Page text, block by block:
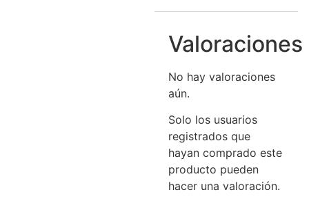
Valoraciones
No hay valoraciones
aún.
Solo los usuarios
registrados que
hayan comprado este
producto pueden
hacer una valoración.